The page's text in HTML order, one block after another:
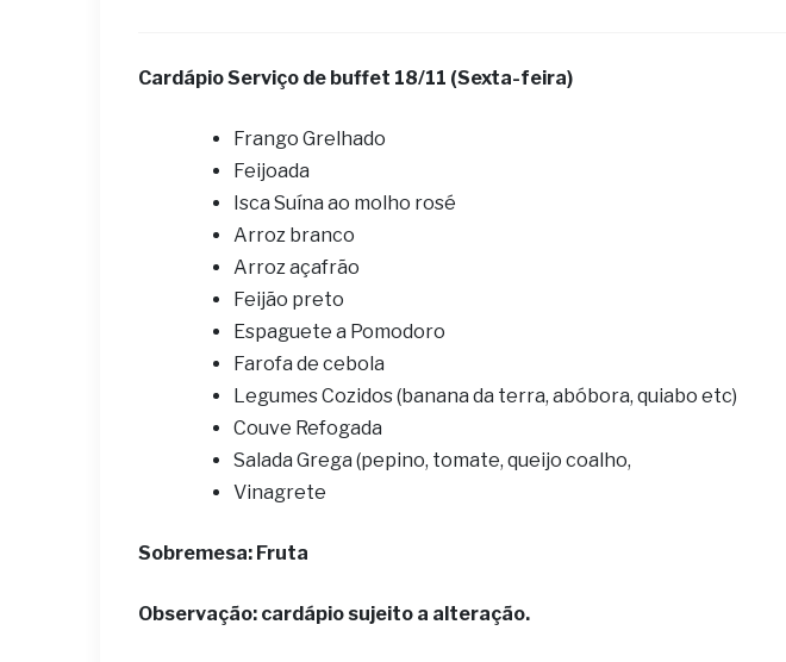
Cardápio ​Serviço de buffet 18/11 (Sexta-feira)
Frango Grelhado
Feijoada
Isca Suína ao molho rosé
Arroz branco
Arroz açafrão
Feijão preto
Espaguete a Pomodoro
Farofa de cebola
Legumes Cozidos (banana da terra, abóbora, quiabo etc)
Couve Refogada
Salada Grega (pepino, tomate, queijo coalho,
Vinagrete
Sobremesa: Fruta
Observação: cardápio sujeito a alteração.